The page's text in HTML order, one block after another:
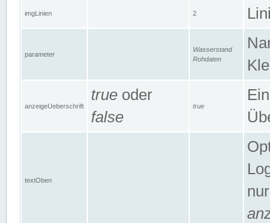
imgLinien 2
parameter
Wasserstand
Rohdaten
anzeigeUeberschrift
true oder
false
true
textOben